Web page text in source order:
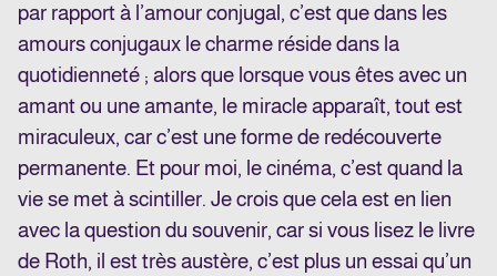
par rapport à l’amour conjugal, c’est que dans les
amours conjugaux le charme réside dans la
quotidienneté ; alors que lorsque vous êtes avec un
amant ou une amante, le miracle apparaît, tout est
miraculeux, car c’est une forme de redécouverte
permanente. Et pour moi, le cinéma, c’est quand la
vie se met à scintiller. Je crois que cela est en lien
avec la question du souvenir, car si vous lisez le livre
de Roth, il est très austère, c’est plus un essai qu’un